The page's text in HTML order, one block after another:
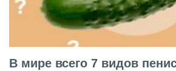
В мире всего 7 видов